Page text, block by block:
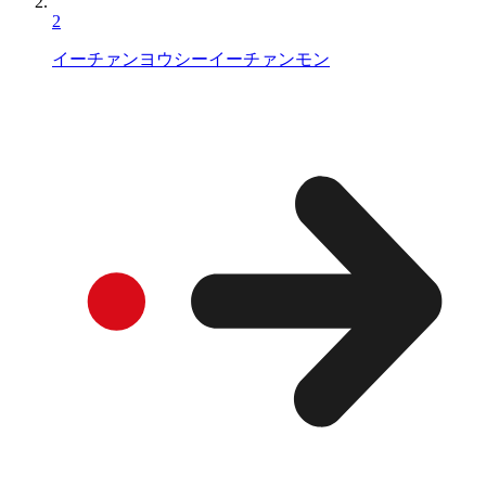
2
イーチァンヨウシーイーチァンモン